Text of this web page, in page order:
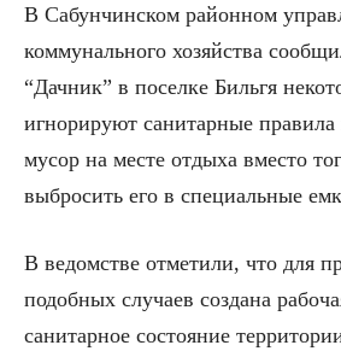
В Сабунчинском районном
коммунального хозяйства
“Дачник” в поселке Бильгя
игнорируют санитарные правила
мусор на месте отдыха вместо
выбросить его в специальные
В ведомстве отметили, что для
подобных случаев создана
санитарное состояние